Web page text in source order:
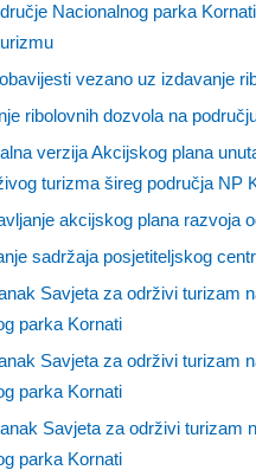
Nacionalnog parka
vezano uz izdavanje
ribolovnih dozvola na
verzija Akcijskog plana
turizma šireg područja NP
akcijskog plana razvoja
sadržaja posjetiteljskog
Savjeta za održivi turizam
parka Kornati
Savjeta za održivi turizam
parka Kornati
Savjeta za održivi turizam
parka Kornati